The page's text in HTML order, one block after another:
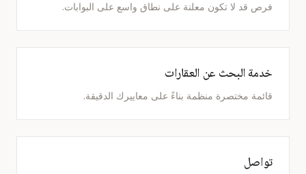
فرص قد لا تكون معلنة على نطاق واسع على البوابات.
خدمة البحث عن العقارات
قائمة مختصرة منظمة بناءً على معاييرك الدقيقة.
تواصل